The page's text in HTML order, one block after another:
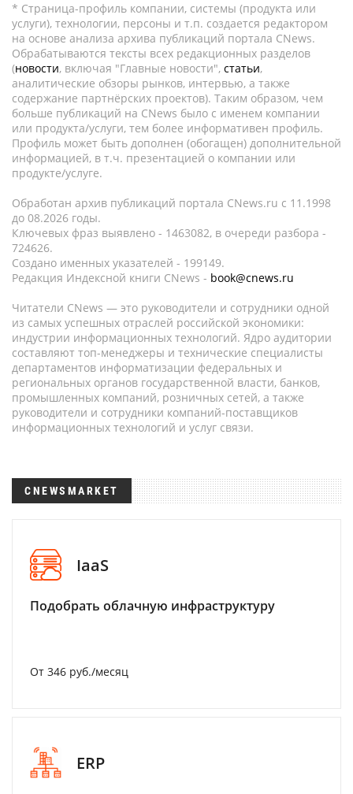
* Страница-профиль компании, системы (продукта или
услуги), технологии, персоны и т.п. создается редактором
на основе анализа архива публикаций портала CNews.
Обрабатываются тексты всех редакционных разделов
(новости, включая "Главные новости", статьи,
аналитические обзоры рынков, интервью, а также
содержание партнёрских проектов). Таким образом, чем
больше публикаций на CNews было с именем компании
или продукта/услуги, тем более информативен профиль.
Профиль может быть дополнен (обогащен) дополнительной
информацией, в т.ч. презентацией о компании или
продукте/услуге.
Обработан архив публикаций портала CNews.ru c 11.1998
до 08.2026 годы.
Ключевых фраз выявлено - 1463082, в очереди разбора -
724626.
Создано именных указателей - 199149.
Редакция Индексной книги CNews - book@cnews.ru
Читатели CNews — это руководители и сотрудники одной
из самых успешных отраслей российской экономики:
индустрии информационных технологий. Ядро аудитории
составляют топ-менеджеры и технические специалисты
департаментов информатизации федеральных и
региональных органов государственной власти, банков,
промышленных компаний, розничных сетей, а также
руководители и сотрудники компаний-поставщиков
информационных технологий и услуг связи.
CNEWSMARKET
IaaS
Подобрать облачную инфраструктуру
От 346 руб./месяц
ERP